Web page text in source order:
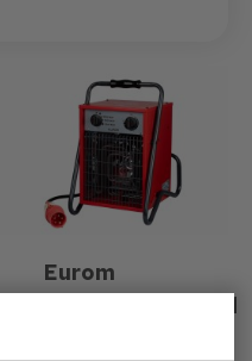
Eurom
Werkplaatskachel